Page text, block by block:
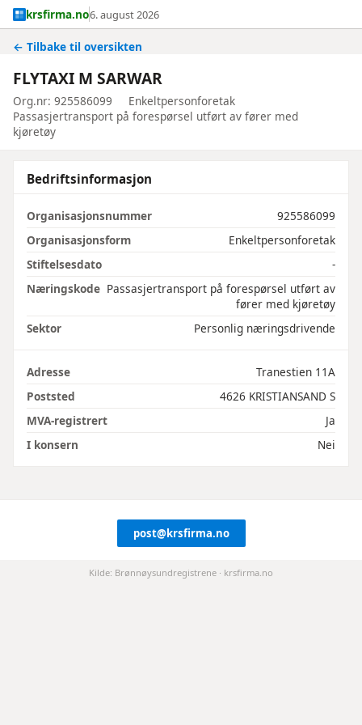
krsfirma.no6. august 2026
← Tilbake til oversikten
FLYTAXI M SARWAR
Org.nr: 925586099
Enkeltpersonforetak
Passasjertransport på forespørsel utført av fører med
kjøretøy
Bedriftsinformasjon
Organisasjonsnummer
925586099
Organisasjonsform
Enkeltpersonforetak
Stiftelsesdato
-
Næringskode Passasjertransport på forespørsel utført av
fører med kjøretøy
Sektor
Personlig næringsdrivende
Adresse
Tranestien 11A
Poststed
4626 KRISTIANSAND S
MVA-registrert
Ja
I konsern
Nei
post@krsfirma.no
Kilde: Brønnøysundregistrene · krsfirma.no